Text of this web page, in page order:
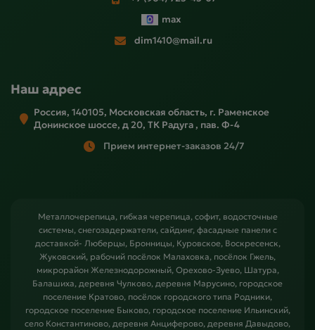
max
dim1410@mail.ru
Наш адрес
Россия, 140105, Московская область, г. Раменское
Донинское шоссе, д 20, ТК Радуга , пав. Ф-4
Прием интернет-заказов 24/7
Металлочерепица, гибкая черепица, софит, водосточные
системы, снегозадержатели, сайдинг, фасадные панели с
доставкой- Люберцы, Бронницы, Куровское, Воскресенск,
Жуковский, рабочий посёлок Малаховка, посёлок Гжель,
микрорайон Железнодорожный, Орехово-Зуево, Шатура,
Балашиха, деревня Чулково, деревня Марусино, городское
поселение Кратово, посёлок городского типа Родники,
городское поселение Быково, городское поселение Ильинский,
село Константиново, деревня Анциферово, деревня Давыдово,